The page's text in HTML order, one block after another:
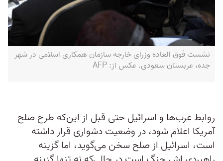
نشست فوق ‌العاده وزرای خارجه سازمان همکاری اسلامی در شهر
جده، عربستان سعودی. عکس از: ‏AFP‏
روابط عرب‌ها و اسرائیل حتی قبل از این‌که طرح صلح
آمریکا اعلام شود، در وضعیت دشواری قرار داشته
است، اسرائیل از صلح سخن می‌گوید، اما گزینه